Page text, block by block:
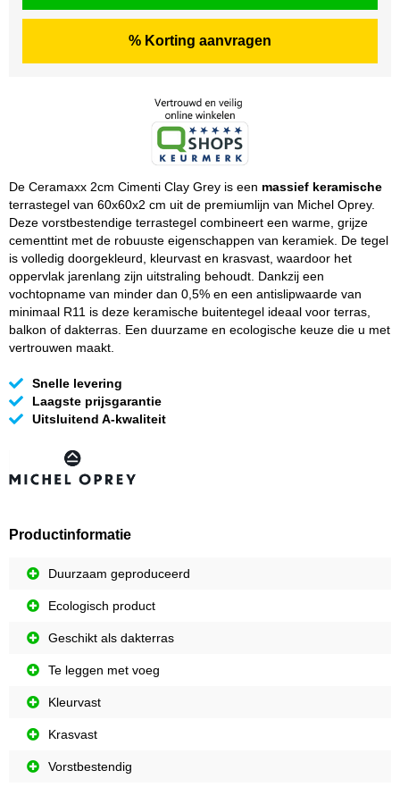
% Korting aanvragen
De Ceramaxx 2cm Cimenti Clay Grey is een massief keramische
terrastegel van 60x60x2 cm uit de premiumlijn van Michel Oprey.
Deze vorstbestendige terrastegel combineert een warme, grijze
cementtint met de robuuste eigenschappen van keramiek. De tegel
is volledig doorgekleurd, kleurvast en krasvast, waardoor het
oppervlak jarenlang zijn uitstraling behoudt. Dankzij een
vochtopname van minder dan 0,5% en een antislipwaarde van
minimaal R11 is deze keramische buitentegel ideaal voor terras,
balkon of dakterras. Een duurzame en ecologische keuze die u met
vertrouwen maakt.
Snelle levering
Laagste prijsgarantie
Uitsluitend A-kwaliteit
Productinformatie
Duurzaam geproduceerd
Ecologisch product
Geschikt als dakterras
Te leggen met voeg
Kleurvast
Krasvast
Vorstbestendig